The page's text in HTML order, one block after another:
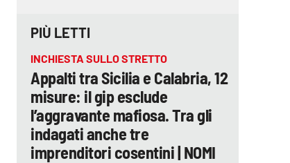
PIÙ LETTI
INCHIESTA SULLO STRETTO
Appalti tra Sicilia e Calabria, 12
misure: il gip esclude
l’aggravante mafiosa. Tra gli
indagati anche tre
imprenditori cosentini | NOMI